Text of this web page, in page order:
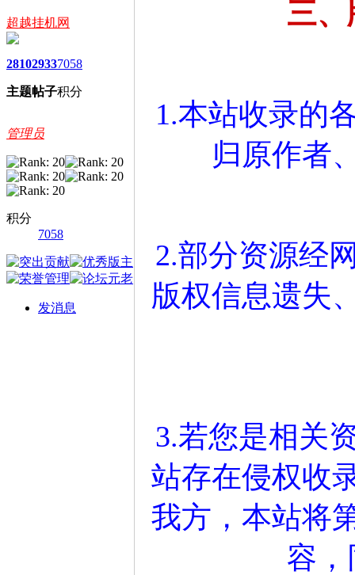
超越挂机网
2810
主题
2933
帖子
7058
积分
管理员
积分
7058
发消息
三
1.本站收录的
归原作者
2.部分资源经
版权信息遗失
3.若您是相关
站存在侵权收
我方，本站将
容